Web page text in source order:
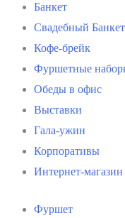
Банкет
Свадебный Банкет
Кофе-брейк
Фуршетные
Обеды в офис
Выставки
Гала-ужин
Корпоративы
Интернет-магазин
Фуршет